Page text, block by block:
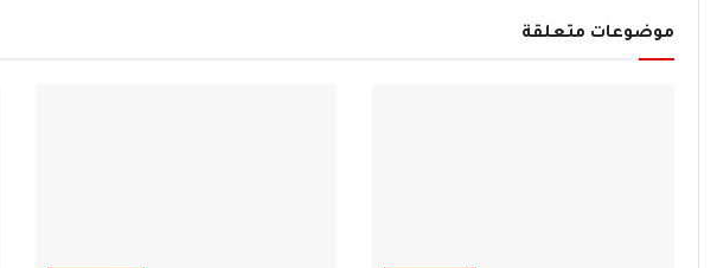
موضوعات متعلقة